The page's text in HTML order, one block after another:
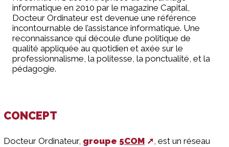
informatique en 2010 par le magazine Capital,
Docteur Ordinateur est devenue une référence
incontournable de l’assistance informatique. Une
reconnaissance qui découle d’une politique de
qualité appliquée au quotidien et axée sur le
professionnalisme, la politesse, la ponctualité, et la
pédagogie.
CONCEPT
Docteur Ordinateur, groupe 5COM
, est un réseau